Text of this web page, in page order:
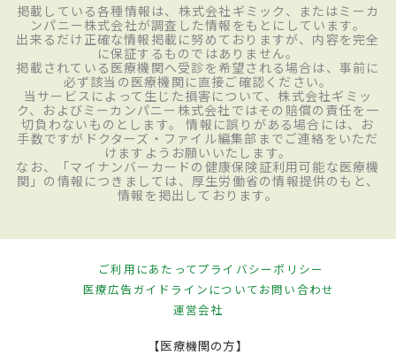
掲載している各種情報は、株式会社ギミック、またはミーカ
ンパニー株式会社が調査した情報をもとにしています。
出来るだけ正確な情報掲載に努めておりますが、内容を完全
に保証するものではありません。
掲載されている医療機関へ受診を希望される場合は、事前に
必ず該当の医療機関に直接ご確認ください。
当サービスによって生じた損害について、株式会社ギミッ
ク、およびミーカンパニー株式会社ではその賠償の責任を一
切負わないものとします。 情報に誤りがある場合には、お
手数ですがドクターズ・ファイル編集部までご連絡をいただ
けますようお願いいたします。
なお、「マイナンバーカードの健康保険証利用可能な医療機
関」の情報につきましては、厚生労働省の情報提供のもと、
情報を掲出しております。
ご利用にあたってプライバシーポリシー
医療広告ガイドラインについてお問い合わせ
運営会社
【医療機関の方】